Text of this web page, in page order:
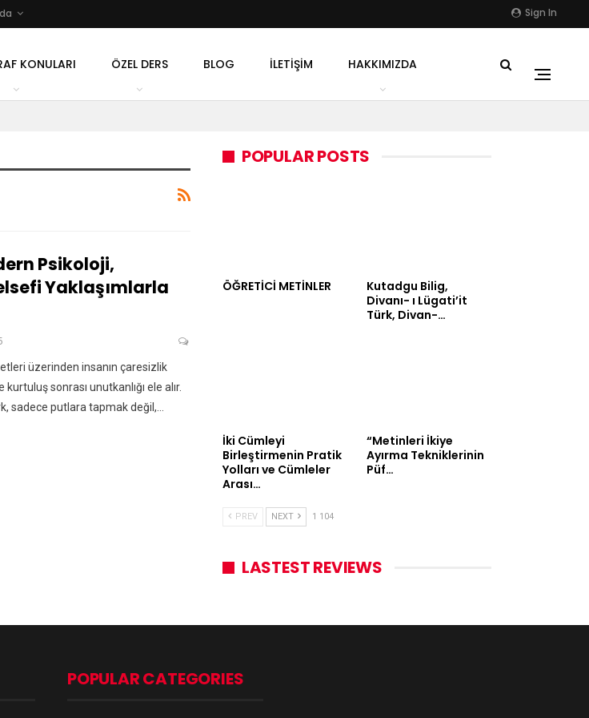
Sign In
KONULARI ÖZEL DERS BLOG İLETIŞIM HAKKIMIZDA
Psikoloji,
Yaklaşımlarla
üzerinden insanın çaresizlik
kurtuluş sonrası unutkanlığı ele alır.
sadece putlara tapmak değil,…
POPULAR POSTS
ÖĞRETİCİ METİNLER
Kutadgu Bilig,
Divanı- ı Lügati’it
Türk, Divan-…
İki Cümleyi
Birleştirmenin Pratik
Yolları ve Cümleler
Arası…
“Metinleri İkiye
Ayırma Tekniklerinin
Püf…
PREV NEXT 1 104
LASTEST REVIEWS
POPULAR CATEGORIES